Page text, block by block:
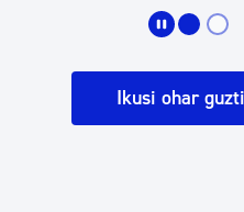
Ikusi ohar